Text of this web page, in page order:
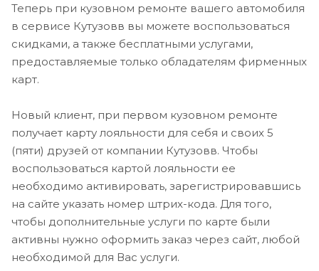
Теперь при кузовном ремонте вашего автомобиля
в сервисе Кутузовв вы можете воспользоваться
скидками, а также бесплатными услугами,
предоставляемые только обладателям фирменных
карт.
Новый клиент, при первом кузовном ремонте
получает карту лояльности для себя и своих 5
(пяти) друзей от компании Кутузовв. Чтобы
воспользоваться картой лояльности ее
необходимо активировать, зарегистрировавшись
на сайте указать номер штрих-кода. Для того,
чтобы дополнительные услуги по карте были
активны нужно оформить заказ через сайт, любой
необходимой для Вас услуги.